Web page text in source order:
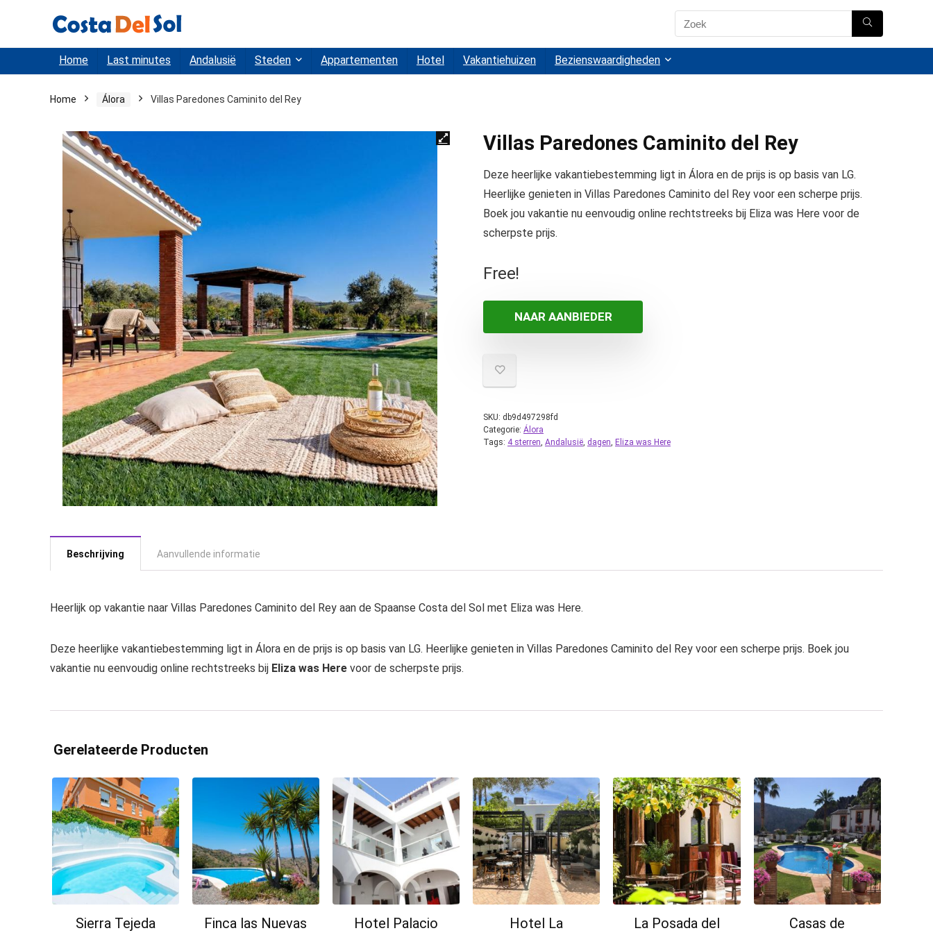
Home Last minutes Andalusië Steden Appartementen Hotel Vakantiehuizen Bezienswaardigheden
Home Álora Villas Paredones Caminito del Rey
Villas Paredones Caminito del Rey
Deze heerlijke vakantiebestemming ligt in Álora en de prijs is op basis van LG.
Heerlijke genieten in Villas Paredones Caminito del Rey voor een scherpe prijs.
Boek jou vakantie nu eenvoudig online rechtstreeks bij Eliza was Here voor de
scherpste prijs.
Free!
NAAR AANBIEDER
SKU: db9d497298fd
Categorie: Álora
Tags: 4 sterren, Andalusië, dagen, Eliza was Here
Beschrijving Aanvullende informatie
Heerlijk op vakantie naar Villas Paredones Caminito del Rey aan de Spaanse Costa del Sol met Eliza was Here.
Deze heerlijke vakantiebestemming ligt in Álora en de prijs is op basis van LG. Heerlijke genieten in Villas Paredones Caminito del Rey voor een scherpe prijs. Boek jou
vakantie nu eenvoudig online rechtstreeks bij Eliza was Here voor de scherpste prijs.
Gerelateerde Producten
Sierra Tejeda Finca las Nuevas
Hotel Palacio
Hotel La
La Posada del
Casas de